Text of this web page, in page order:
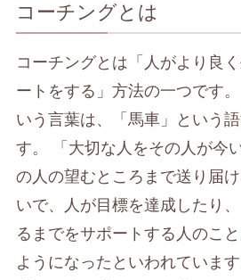
コーチングとは
コーチングとは「人がより良
ートをする」方法の一つです
いう言葉は、「馬車」という
す。 「大切な人をその人が今
の人の望むところまで送り届
いで、人が目標を達成したり
るまでをサポートする人のこ
ようになったといわれていま